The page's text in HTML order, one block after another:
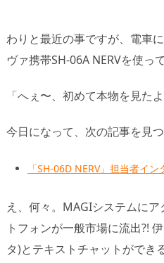
わりと最近の事ですが、電車
ヴァ携帯SH-06A NERVを使っ
「へぇ〜、初めて本物を見た
今日になって、次の記事を見つ
「SH-06D NERV」担当者イ
え、何々。MAGIシステムに
トフォンが一般市場に流出?!
タ)とテキストチャットができ